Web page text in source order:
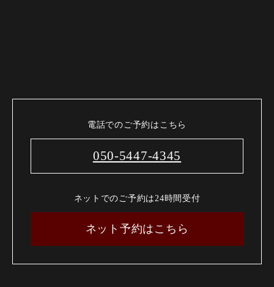
電話でのご予約はこちら
050-5447-4345
ネットでのご予約は24時間受付
ネット予約はこちら